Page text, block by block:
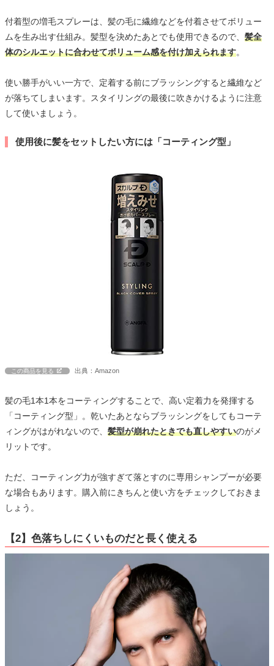
付着型の増毛スプレーは、髪の毛に繊維などを付着させてボリュー
ムを生み出す仕組み。髪型を決めたあとでも使用できるので、 髪全
体のシルエットに合わせてボリューム感を付け加えられます。
使い勝手がいい一方で、定着する前にブラッシングすると繊維など
が落ちてしまいます。スタイリングの最後に吹きかけるように注意
して使いましょう。
使用後に髪をセットしたい方には「コーティング型」
この商品を見る 出典：Amazon
髪の毛1本1本をコーティングすることで、高い定着力を発揮する
「コーティング型」。乾いたあとならブラッシングをしてもコーテ
ィングがはがれないので、 髪型が崩れたときでも直しやすいのがメ
リットです。
ただ、コーティング力が強すぎて落とすのに専用シャンプーが必要
な場合もあります。購入前にきちんと使い方をチェックしておきま
しょう。
【2】色落ちしにくいものだと長く使える